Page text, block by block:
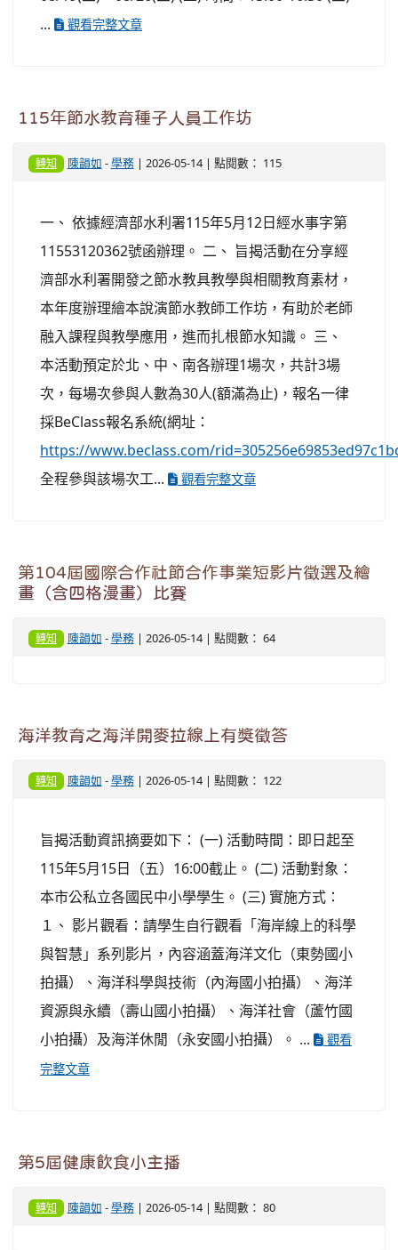
...
觀看完整文章
115年節水教育種子人員工作坊
轉知 陳韻如 -學務| 2026-05-14 | 點閱數： 115
一、 依據經濟部水利署115年5月12日經水事字第
11553120362號函辦理。 二、 旨揭活動在分享經
濟部水利署開發之節水教具教學與相關教育素材，
本年度辦理繪本說演節水教師工作坊，有助於老師
融入課程與教學應用，進而扎根節水知識。 三、
本活動預定於北、中、南各辦理1場次，共計3場
次，每場次參與人數為30人(額滿為止)，報名一律
採BeClass報名系統(網址：
https://www.beclass.com/
全程參與該場次工...
觀看完整文章
第104屆國際合作社節合作事業短影片徵選及繪
畫（含四格漫畫）比賽
轉知 陳韻如 -學務| 2026-05-14 | 點閱數： 64
海洋教育之海洋開麥拉線上有獎徵答
轉知 陳韻如 -學務| 2026-05-14 | 點閱數： 122
旨揭活動資訊摘要如下： (一) 活動時間：即日起至
115年5月15日（五）16:00截止。 (二) 活動對象：
本市公私立各國民中小學學生。 (三) 實施方式：
１、 影片觀看：請學生自行觀看「海岸線上的科學
與智慧」系列影片，內容涵蓋海洋文化（東勢國小
拍攝）、海洋科學與技術（內海國小拍攝）、海洋
資源與永續（壽山國小拍攝）、海洋社會（蘆竹國
小拍攝）及海洋休閒（永安國小拍攝）。 ...
觀看
完整文章
第5屆健康飲食小主播
轉知 陳韻如 -學務| 2026-05-14 | 點閱數： 80